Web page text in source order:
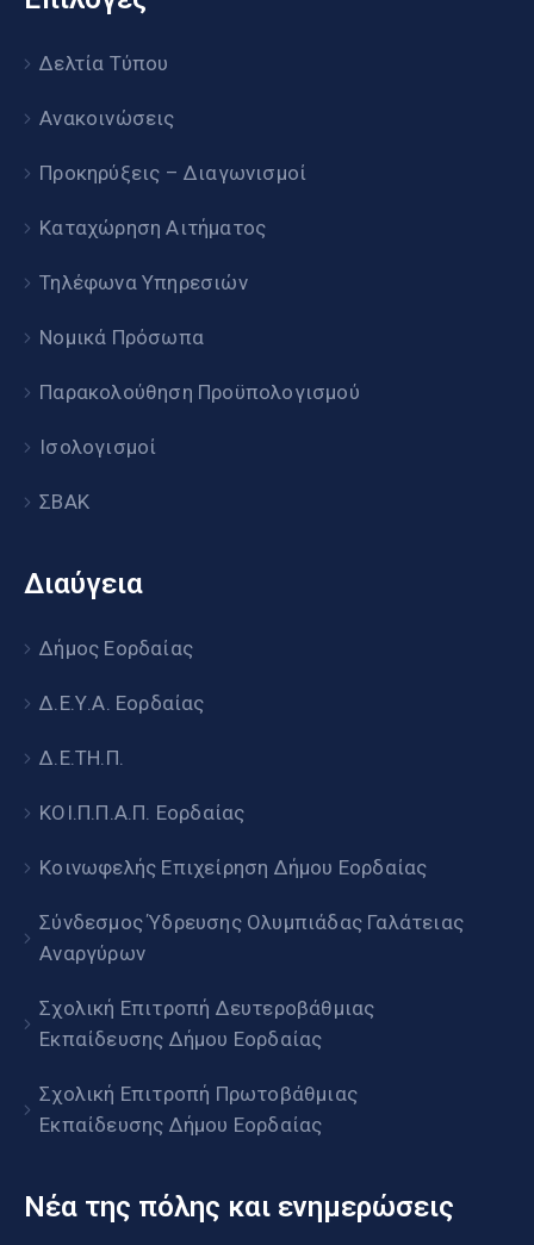
Δελτία Τύπου
Ανακοινώσεις
Προκηρύξεις – Διαγωνισμοί
Καταχώρηση Αιτήματος
Τηλέφωνα Υπηρεσιών
Νομικά Πρόσωπα
Παρακολούθηση Προϋπολογισμού
Ισολογισμοί
ΣΒΑΚ
Διαύγεια
Δήμος Εορδαίας
Δ.Ε.Υ.Α. Εορδαίας
Δ.Ε.ΤΗ.Π.
ΚΟΙ.Π.Π.Α.Π. Εορδαίας
Κοινωφελής Επιχείρηση Δήμου Εορδαίας
Σύνδεσμος Ύδρευσης Ολυμπιάδας Γαλάτειας
Αναργύρων
Σχολική Επιτροπή Δευτεροβάθμιας
Εκπαίδευσης Δήμου Εορδαίας
Σχολική Επιτροπή Πρωτοβάθμιας
Εκπαίδευσης Δήμου Εορδαίας
Νέα της πόλης και ενημερώσεις